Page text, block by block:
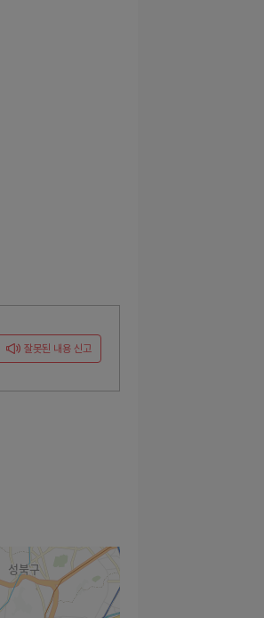
잘못된 내용 신고